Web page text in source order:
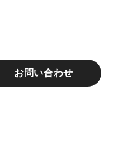
お問い合わせ